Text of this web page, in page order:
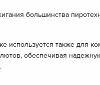
большинства
используется также для
обеспечивая